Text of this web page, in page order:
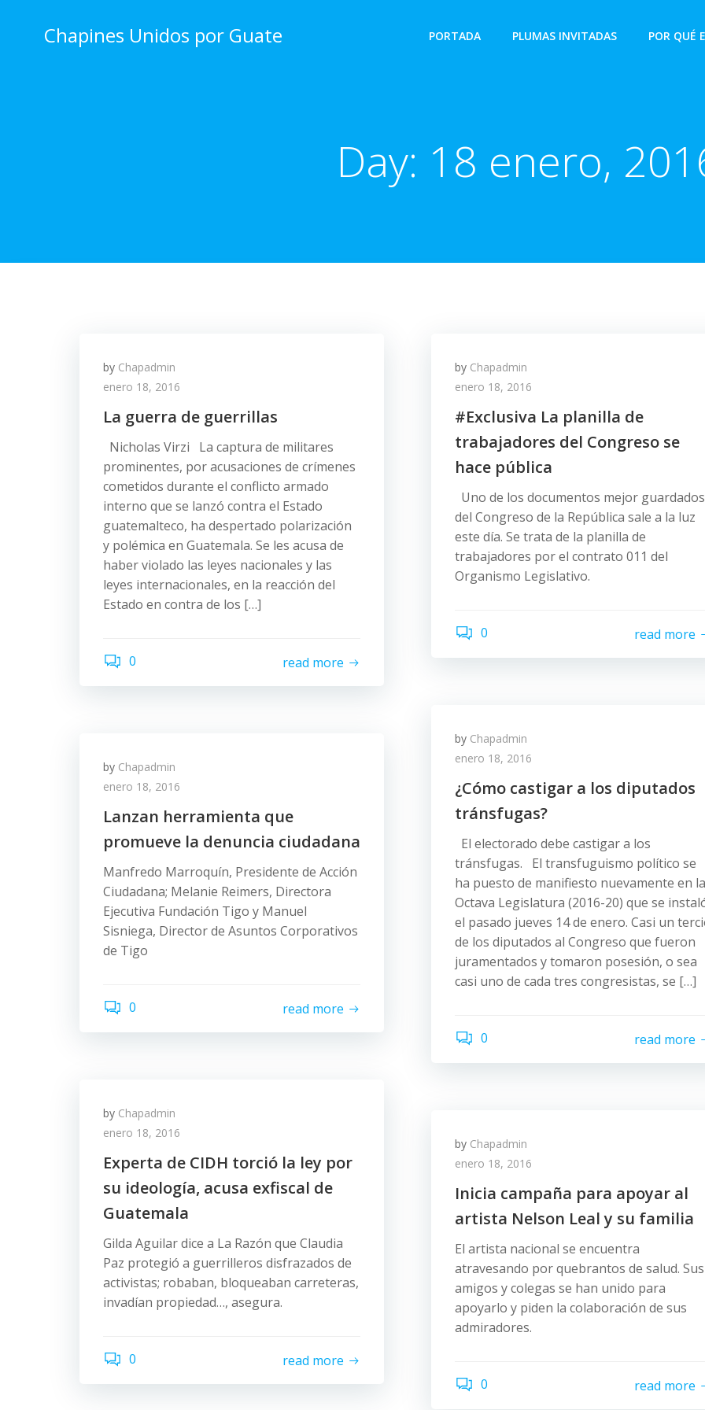
Chapines Unidos por Guate PORTADA PLUMAS INVITADAS POR QUÉ
Day: 18 enero,
by Chapadmin
enero 18, 2016
La guerra de guerrillas
Nicholas Virzi La captura de militares
prominentes, por acusaciones de crímenes
cometidos durante el conflicto armado
interno que se lanzó contra el Estado
guatemalteco, ha despertado polarización
y polémica en Guatemala. Se les acusa de
haber violado las leyes nacionales y las
leyes internacionales, en la reacción del
Estado en contra de los […]
0 read more
by Chapadmin
enero 18, 2016
#Exclusiva La planilla de
trabajadores del Congreso se
hace pública
Uno de los documentos mejor guardados
del Congreso de la República sale a la luz
este día. Se trata de la planilla de
trabajadores por el contrato 011 del
Organismo Legislativo.
0 read more
by Chapadmin
enero 18, 2016
¿Cómo castigar a los diputados
tránsfugas?
El electorado debe castigar a los
tránsfugas. El transfuguismo político se
ha puesto de manifiesto nuevamente en la
Octava Legislatura (2016-20) que se
el pasado jueves 14 de enero. Casi un
de los diputados al Congreso que fueron
juramentados y tomaron posesión, o sea
casi uno de cada tres congresistas, se […]
0 read more
by Chapadmin
enero 18, 2016
Lanzan herramienta que
promueve la denuncia ciudadana
Manfredo Marroquín, Presidente de Acción
Ciudadana; Melanie Reimers, Directora
Ejecutiva Fundación Tigo y Manuel
Sisniega, Director de Asuntos Corporativos
de Tigo
0 read more
by Chapadmin
enero 18, 2016
Experta de CIDH torció la ley por
su ideología, acusa exfiscal de
Guatemala
Gilda Aguilar dice a La Razón que Claudia
Paz protegió a guerrilleros disfrazados de
activistas; robaban, bloqueaban carreteras,
invadían propiedad…, asegura.
0 read more
by Chapadmin
enero 18, 2016
Inicia campaña para apoyar al
artista Nelson Leal y su familia
El artista nacional se encuentra
atravesando por quebrantos de salud. Sus
amigos y colegas se han unido para
apoyarlo y piden la colaboración de sus
admiradores.
0 read more